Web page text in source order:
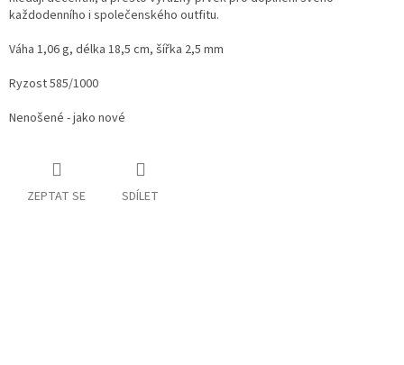
každodenního i společenského outfitu.
Váha 1,06 g, délka 18,5 cm, šířka 2,5 mm
Ryzost 585/1000
Nenošené - jako nové
ZEPTAT SE SDÍLET